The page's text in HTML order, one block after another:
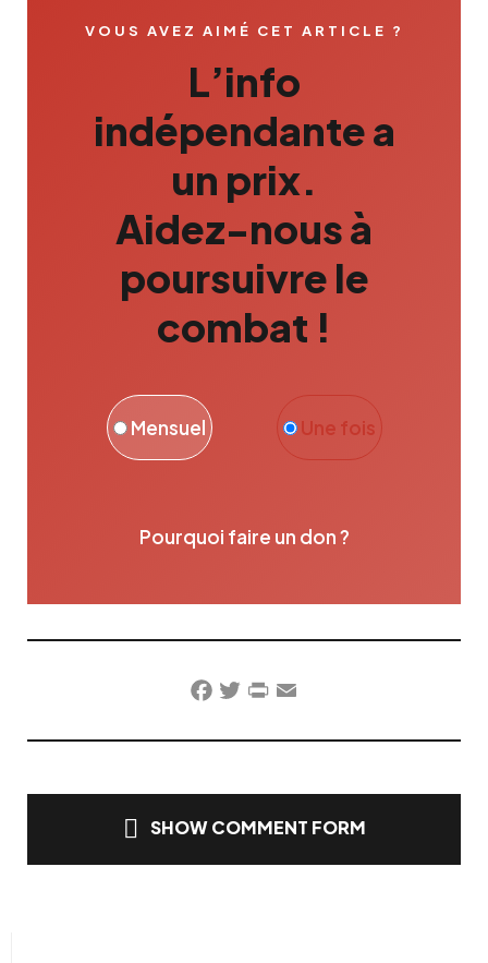
VOUS AVEZ AIMÉ CET ARTICLE ?
L’info
indépendante a
un prix.
Aidez-nous à
poursuivre le
combat !
Une fois
Mensuel
Pourquoi faire un don ?
Facebook
TwitterPrintFriendly
Email
SHOW COMMENT FORM